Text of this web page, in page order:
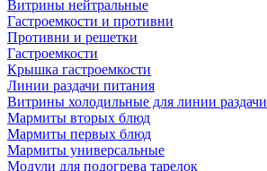
Витрины нейтральные
Гастроемкости и противни
Противни и решетки
Гастроемкости
Крышка гастроемкости
Линии раздачи питания
Витрины холодильные для линии раздачи
Мармиты вторых блюд
Мармиты первых блюд
Мармиты универсальные
Модули для подогрева тарелок